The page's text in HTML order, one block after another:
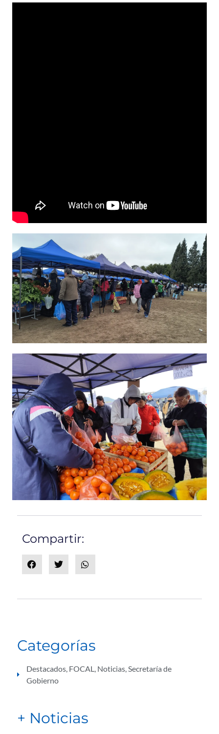
Compartir:
Categorías
Destacados, FOCAL, Noticias,Secretaría de
Gobierno
+ Noticias